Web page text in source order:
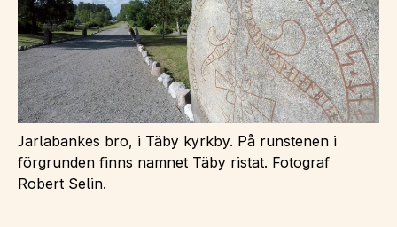
Jarlabankes bro, i Täby kyrkby. På runstenen i
förgrunden finns namnet Täby ristat. Fotograf
Robert Selin.